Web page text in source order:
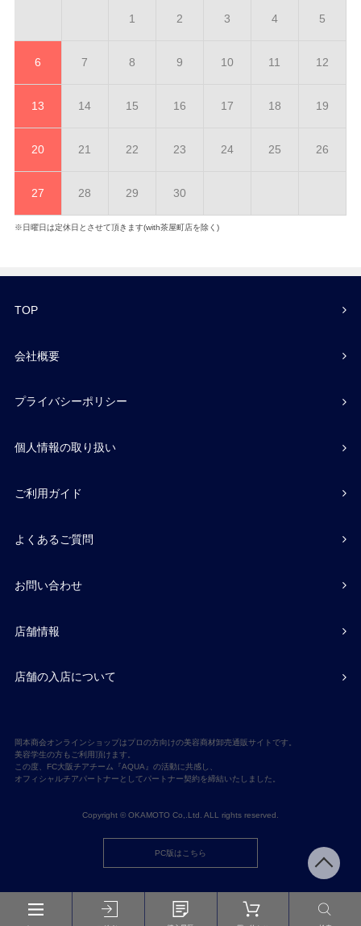
1 2 3 4 5
6 7 8 9 10 11 12
13 14 15 16 17 18 19
20 21 22 23 24 25 26
27 28 29 30
※日曜日は定休日とさせて頂きます(with茶屋町店を除く)
TOP
会社概要
プライバシーポリシー
個人情報の取り扱い
ご利用ガイド
よくあるご質問
お問い合わせ
店舗情報
店舗の入店について
岡本商会オンラインショップはプロの方向けの美容商材卸売通販サイトです。
美容学生の方もご利用頂けます。
この度、FC大阪チアチーム『AQUA』の活動に共感し、
オフィシャルチアパートナーとしてパートナー契約を締結いたしました。
Copyright © OKAMOTO Co,.Ltd. ALL rights reserved.
PC版はこちら